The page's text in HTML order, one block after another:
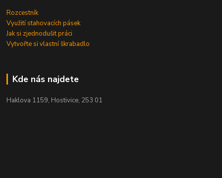
Rozcestník
Využití stahovacích pásek
Jak si zjednodušit práci
Vytvořte si vlastní škrabadlo
Kde nás najdete
Haklova 1159, Hostivice, 253 01